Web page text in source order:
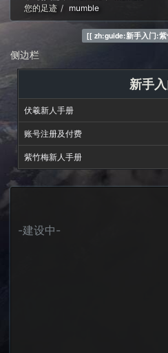
您的足迹
mumble
zh:guide:新手入门:
侧边栏
新手
伏羲新人手册
账号注册及付费
紫竹梅新人手册
-建设中-